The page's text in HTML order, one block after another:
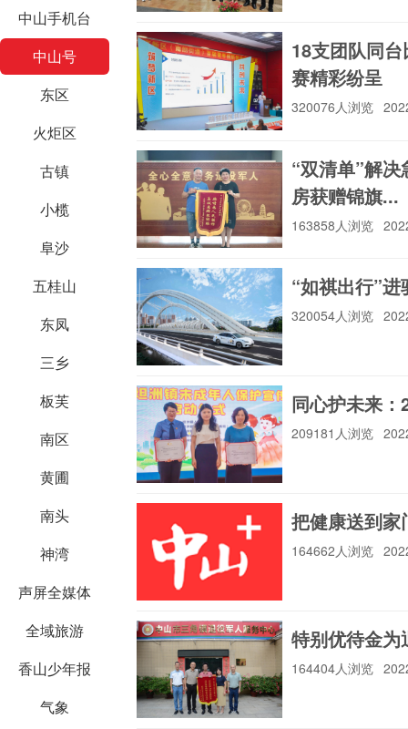
中山手机台
中山号
东区
火炬区
古镇
小榄
阜沙
五桂山
东凤
三乡
板芙
南区
黄圃
南头
神湾
声屏全媒体
全域旅游
香山少年报
气象
中山海关 中山机关党建
中山三防 中山社科 中山流动
中山质量 中山致公 中山市科
中山工商联（总商
会） 中山环卫 中山市总
中山市退役军人事
务局 中山市第一法院 中山市人
中山工业和信息化
局 太平洋保险 中国人寿
中国银行 建设银行
18支团队同
赛精彩纷呈
320076人浏览
“双清单”解
房获赠锦旗...
163858人浏览
“如祺出行”
320054人浏览
同心护未来
209181人浏览
把健康送到家
164662人浏览
特别优待金为
164404人浏览